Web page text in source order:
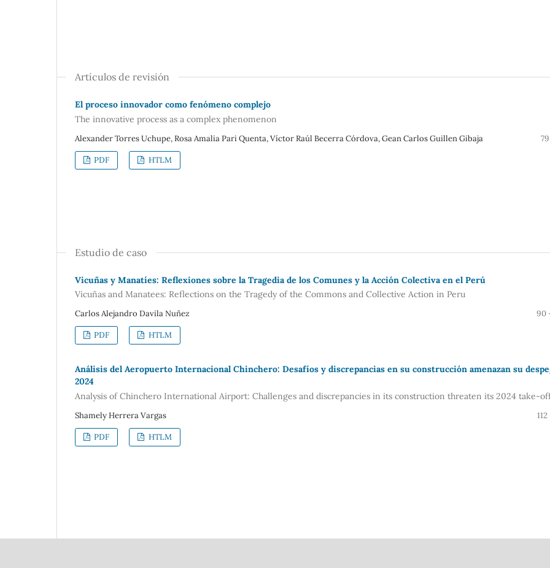
Artículos de revisión
El proceso innovador como fenómeno complejo
The innovative process as a complex phenomenon
Alexander Torres Uchupe, Rosa Amalia Pari Quenta, Víctor Raúl Becerra Córdova, Gean Carlos Guillen Gibaja
PDF HTLM
Estudio de caso
Vicuñas y Manatíes: Reflexiones sobre la Tragedia de los Comunes y la Acción Colectiva en el Perú
Vicuñas and Manatees: Reflections on the Tragedy of the Commons and Collective Action in Peru
Carlos Alejandro Davila Nuñez 90
PDF HTLM
Análisis del Aeropuerto Internacional Chinchero: Desafíos y discrepancias en su construcción amenazan su
2024
Analysis of Chinchero International Airport: Challenges and discrepancies in its construction threaten its 2024 take-
Shamely Herrera Vargas
PDF HTLM